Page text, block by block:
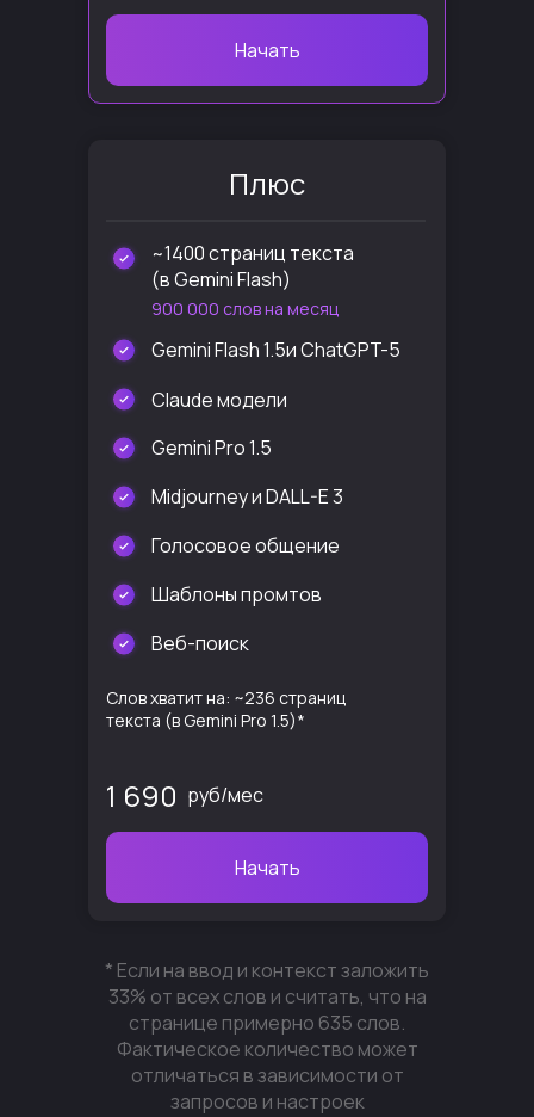
Плюс
Начать
* Если на ввод и контекст заложить
33% от всех слов и считать, что на
странице примерно 635 слов.
Фактическое количество может
отличаться в зависимости от
запросов и настроек
Начать
~1400 страниц текста
(в Gemini Flash)
Gemini Flash 1.5и ChatGPT-5
Midjourney и DALL-E 3
Gemini Pro 1.5
Голосовое общение
Claude модели
Шаблоны промтов
Веб-поиск
Слов хватит на: ~236 страниц
текста (в Gemini Pro 1.5)*
1 690 руб/мес
900 000 слов на месяц